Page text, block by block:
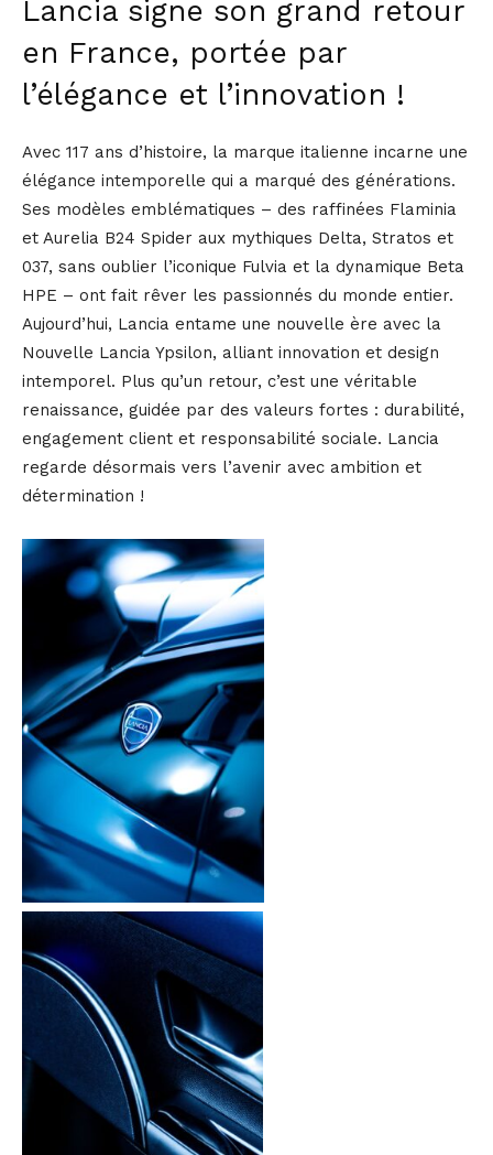
Lancia signe son grand retour
en France, portée par
l’élégance et l’innovation !
Avec 117 ans d’histoire, la marque italienne incarne une
élégance intemporelle qui a marqué des générations.
Ses modèles emblématiques – des raffinées Flaminia
et Aurelia B24 Spider aux mythiques Delta, Stratos et
037, sans oublier l’iconique Fulvia et la dynamique Beta
HPE – ont fait rêver les passionnés du monde entier.
Aujourd’hui, Lancia entame une nouvelle ère avec la
Nouvelle Lancia Ypsilon, alliant innovation et design
intemporel. Plus qu’un retour, c’est une véritable
renaissance, guidée par des valeurs fortes : durabilité,
engagement client et responsabilité sociale. Lancia
regarde désormais vers l’avenir avec ambition et
détermination !